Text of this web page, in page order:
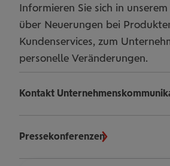
Informieren Sie sich in
über Neuerungen bei
Kundenservices, zum
personelle Veränderungen.
Kontakt
Pressekonferenzen